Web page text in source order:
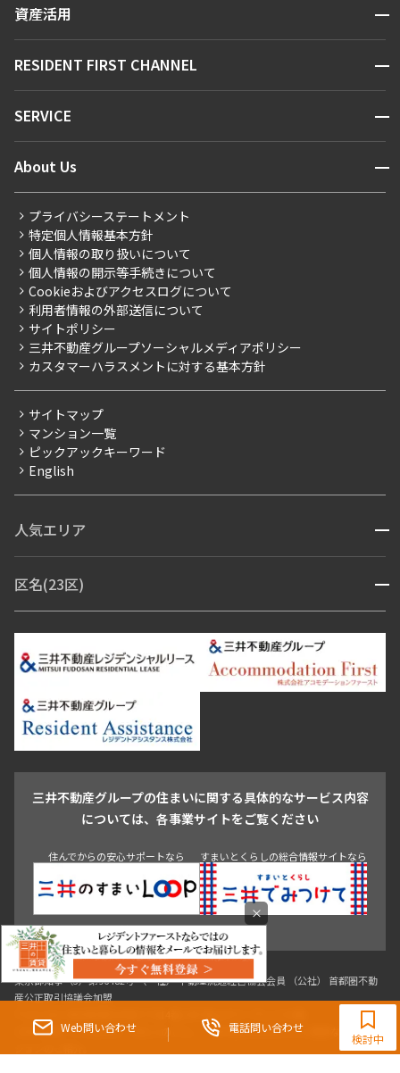
Web問い合わせ 電話問い合わせ
0120-321-364
9:30~18:00（水曜定休）
検討中
新着情報から探す
新着募集情報
こだわりから探す
こだわり一覧
プレミアムマンション
新築
当社限定（港区・渋谷区）
当社限定（港区・渋谷区以外）
三井不動産企画
賃料改定
フリーレント
ペット可
ブランドマンション
お問い合わせ
資産活用 開閉
お問い合わせ
RESIDENT FIRST CHANNEL 開閉
マンションレポート
住まいのコラム
SERVICE 開閉
会員ページ
ご入居・提携サービス
お部屋探しからご契約まで
よくあるご質問
社宅紹介
【仲介会社様向け】当社仲介事業部取り扱い物件入居申込
About Us 開閉
会社情報
事業案内
採用情報
ニュースリリース
お問い合わせ
プライバシーステートメント
特定個人情報基本方針
個人情報の取り扱いについて
個人情報の開示等手続きについて
Cookieおよびアクセスログについて
利用者情報の外部送信について
サイトポリシー
三井不動産グループソーシャルメディアポリシー
カスタマーハラスメントに対する基本方針
サイトマップ
マンション一覧
ピックアックキーワード
English
人気エリア 開閉
青山・表参道・原宿
市ヶ谷・神楽坂・飯田橋
三田・芝・浜松町
芝浦・汐留・品川
月島・勝どき・豊洲
本郷・春日・小石川
目白・高田馬場・早稲田
中野・荻窪
池尻大橋・三軒茶屋
祐天寺・学芸大学・自由が丘
駒沢・用賀・二子玉川
成城・砧
青山 渋谷 東京・大手町 新宿 品川
目黒・中目黒
区名(23区) 開閉
江東区 台東区 墨田区
中野区
豊島区
杉並区 板橋区 練馬区 荒川区
足立区
葛飾区
江戸川区
三井不動産グループの住まいに関する具体的なサービス内容
については、各事業サイトをご覧ください
住んでからの安心サポートなら すまいとくらしの総合情報サイトなら
東京都知事（3）第96482号 （一社） 不動産流通経営協会会員 （公社） 首都圏不動
産公正取引協議会加盟
三井の賃貸「いちばんに、住む人のこと。」 東京都心を中心とした豊富な賃貸マン
×